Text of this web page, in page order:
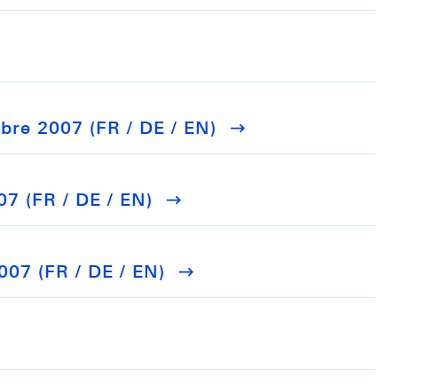
2007 (FR / DE / EN)
(FR / DE / EN)
(FR / DE / EN)